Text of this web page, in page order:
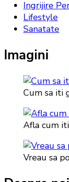
Ingrijire
Lifestyle
Sanatate
Imagini
Cum sa iti
Afla cum
Vreau sa